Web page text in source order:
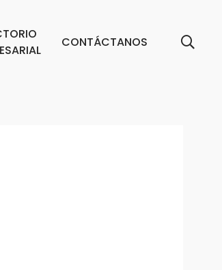
CONTÁCTANOS